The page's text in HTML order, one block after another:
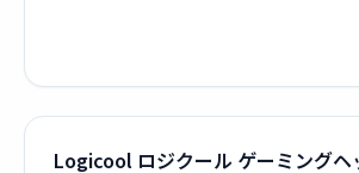
Logicool ロジクール ゲーミングヘ